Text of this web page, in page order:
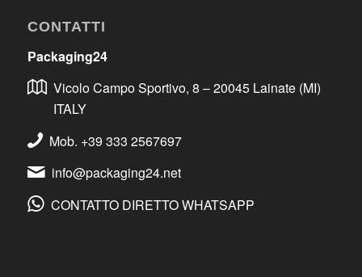
CONTATTI
Packaging24
Vicolo Campo Sportivo, 8 – 20045 Lainate (MI)
ITALY
Mob. +39 333 2567697
info@packaging24.net
CONTATTO DIRETTO WHATSAPP